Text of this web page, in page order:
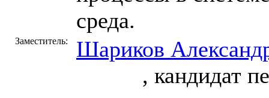
среда.
Заместитель:
Шариков
, кандидат